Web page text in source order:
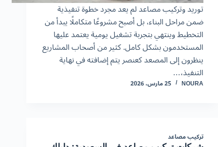
توريد وتركيب مصاعد لم يعد مجرد خطوة تنفيذية
ضمن مراحل البناء، بل أصبح مشروعًا متكاملًا يبدأ من
التخطيط وينتهي بتجربة تشغيل يومية يعتمد عليها
المستخدمون بشكل كامل. كثير من أصحاب المشاريع
ينظرون إلى المصعد كعنصر يتم إضافته في نهاية
التنفيذ،…
NOURA 25 مارس، 2026
تركيب مصاعد